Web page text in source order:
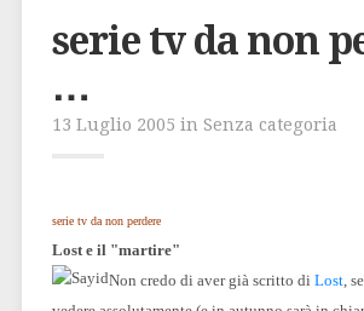
serie tv da non
…
13 Luglio 2005 in Senza categoria
serie tv da non perdere
Lost e il "martire"
Non credo di aver già scritto di Lost,